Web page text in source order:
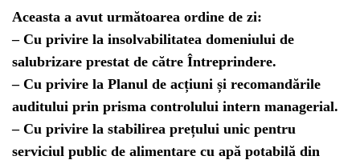
Aceasta a avut următoarea ordine de zi:
– Cu privire la insolvabilitatea domeniului de
salubrizare prestat de către Întreprindere.
– Cu privire la Planul de acțiuni și recomandările
auditului prin prisma controlului intern managerial.
– Cu privire la stabilirea prețului unic pentru
serviciul public de alimentare cu apă potabilă din